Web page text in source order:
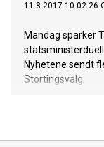
11.8.2017 10:02:26
Mandag sparker
Nyhetene sendt
Stortingsvalg.